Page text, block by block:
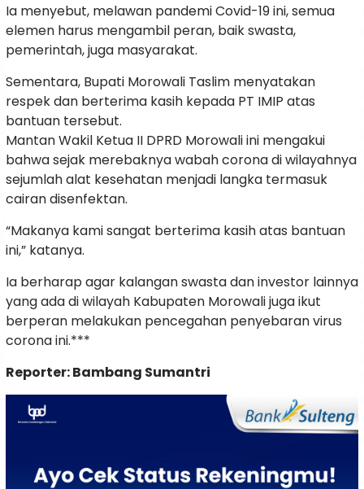
Ia menyebut, melawan pandemi Covid-19 ini, semua
elemen harus mengambil peran, baik swasta,
pemerintah, juga masyarakat.
Sementara, Bupati Morowali Taslim menyatakan
respek dan berterima kasih kepada PT IMIP atas
bantuan tersebut.
Mantan Wakil Ketua II DPRD Morowali ini mengakui
bahwa sejak merebaknya wabah corona di wilayahnya
sejumlah alat kesehatan menjadi langka termasuk
cairan disenfektan.
“Makanya kami sangat berterima kasih atas bantuan
ini,” katanya.
Ia berharap agar kalangan swasta dan investor lainnya
yang ada di wilayah Kabupaten Morowali juga ikut
berperan melakukan pencegahan penyebaran virus
corona ini.***
Reporter: Bambang Sumantri